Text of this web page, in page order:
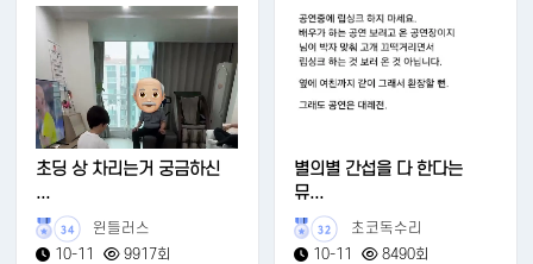
초딩 상 차리는거 궁금하신
...
34
윈들러스
10-11
9917회
별의별 간섭을 다 한다는
뮤...
32
초코독수리
10-11
8490회